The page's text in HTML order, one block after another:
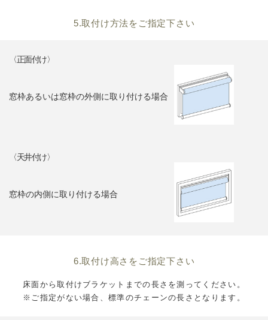
5.取付け方法をご指定下さい
〈正面付け〉
窓枠あるいは窓枠の外側に取り付ける場合
〈天井付け〉
窓枠の内側に取り付ける場合
6.取付け高さをご指定下さい
床面から取付けブラケットまでの長さを測ってください。
※ご指定がない場合、標準のチェーンの長さとなります。